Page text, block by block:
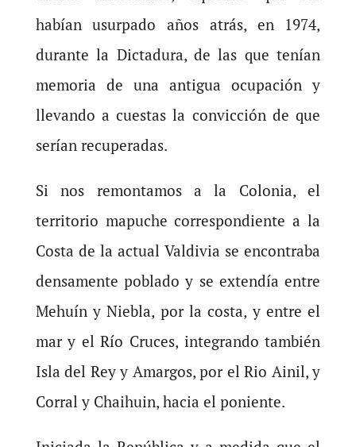
habían usurpado años atrás, en 1974,
durante la Dictadura, de las que tenían
memoria de una antigua ocupación y
llevando a cuestas la convicción de que
serían recuperadas.
Si nos remontamos a la Colonia, el
territorio mapuche correspondiente a la
Costa de la actual Valdivia se encontraba
densamente poblado y se extendía entre
Mehuín y Niebla, por la costa, y entre el
mar y el Río Cruces, integrando también
Isla del Rey y Amargos, por el Rio Ainil, y
Corral y Chaihuin, hacia el poniente.